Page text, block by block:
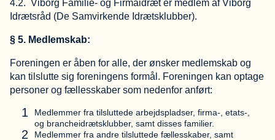
4.2. Viborg Familie- og Firmaidræt er medlem af Viborg
Idrætsråd (De Samvirkende Idrætsklubber).
§ 5. Medlemskab:
Foreningen er åben for alle, der ønsker medlemskab og
kan tilslutte sig foreningens formål. Foreningen kan optage
personer og fællesskaber som nedenfor anført:
Medlemmer fra tilsluttede arbejdspladser, firma-, etats-,
og brancheidrætsklubber, samt disses familier.
Medlemmer fra andre tilsluttede fællesskaber, samt